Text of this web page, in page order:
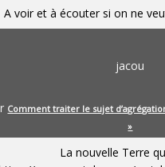
A voir et à écouter si on ne
jacou
Comment traiter le sujet
»
La nouvelle Terre